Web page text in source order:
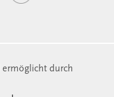
ermöglicht durch